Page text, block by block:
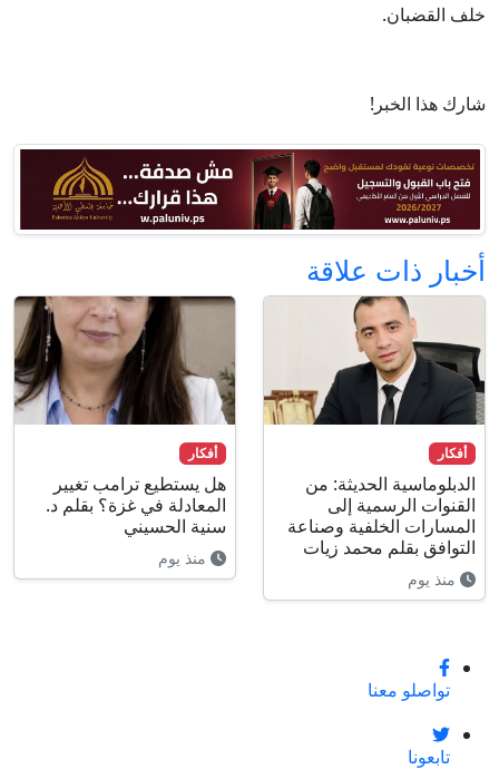
خلف القضبان.
شارك هذا الخبر!
أخبار ذات علاقة
أفكار
الدبلوماسية الحديثة: من
القنوات الرسمية إلى
المسارات الخلفية وصناعة
التوافق بقلم محمد زيات
منذ يوم
أفكار
هل يستطيع ترامب تغيير
المعادلة في غزة؟ بقلم د.
سنية الحسيني
منذ يوم
تواصلو معنا
تابعونا